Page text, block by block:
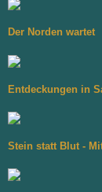
Der Norden wartet
Entdeckungen in
Stein statt Blut -